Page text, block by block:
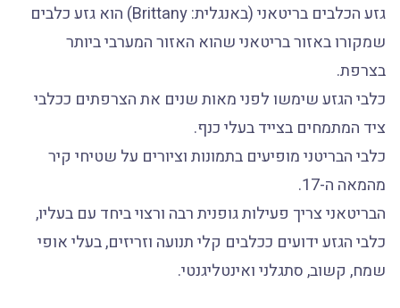
גזע הכלבים בריטאני (באנגלית: Brittany) הוא גזע כלבים
שמקורו באזור בריטאני שהוא האזור המערבי ביותר
בצרפת.
כלבי הגזע שימשו לפני מאות שנים את הצרפתים ככלבי
ציד המתמחים בצייד בעלי כנף.
כלבי הבריטני מופיעים בתמונות וציורים על שטיחי קיר
מהמאה ה-17.
הבריטאני צריך פעילות גופנית רבה ורצוי ביחד עם בעליו,
כלבי הגזע ידועים ככלבים קלי תנועה וזריזים, בעלי אופי
שמח, קשוב, סתגלני ואינטליגנטי.